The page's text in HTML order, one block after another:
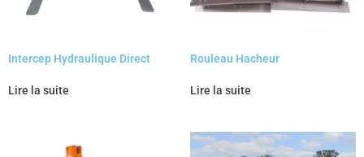
Intercep Hydraulique Direct
Lire la suite
Rouleau Hacheur
Lire la suite